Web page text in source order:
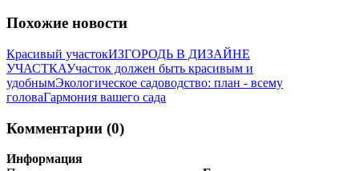
Похожие новости
Красивый участокИЗГОРОДЬ В ДИЗАЙНЕ
УЧАСТКАУчасток должен быть красивым и
удобнымЭкологическое садоводство: план - всему
головаГармония вашего сада
Комментарии (0)
Информация